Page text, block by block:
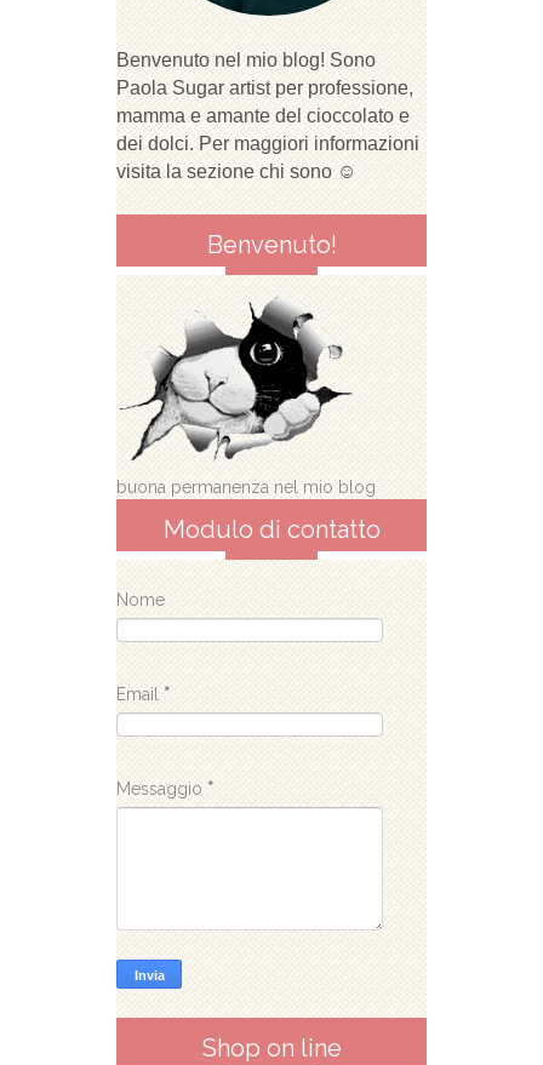
Benvenuto nel mio blog! Sono
Paola Sugar artist per professione,
mamma e amante del cioccolato e
dei dolci. Per maggiori informazioni
visita la sezione chi sono ☺
Benvenuto!
buona permanenza nel mio blog
Modulo di contatto
Nome
Email *
Messaggio *
Shop on line